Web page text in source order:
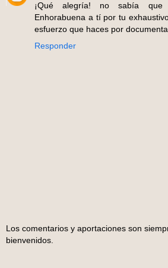
¡Qué alegría! no sabía que
Enhorabuena a tí por tu
esfuerzo que haces por
Responder
Los comentarios y aportaciones son
bienvenidos.